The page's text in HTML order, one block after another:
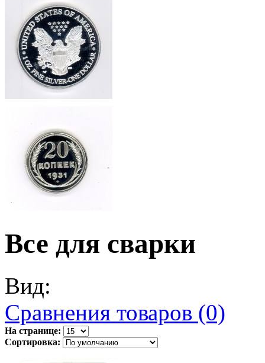
Все для сварки
Вид:
Сравнения товаров (0)
На странице:
Сортировка: